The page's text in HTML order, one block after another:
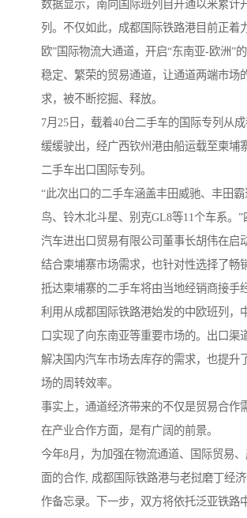
数据显示，南向国际班列自开通以来累计
列。不仅如此，成都国际铁路港目前正着
欧”国际物流大通道，开启“东南亚-欧洲”的
稳定、繁荣的贸易通道，让通道两端市场
求，被不断挖掘、释放。
7月25日，载着40台二手车的国际专列从
缓缓驶出，经广西钦州港由船运载至柬埔
二手车出口国际专列。
“此次出口的二手车涵盖丰田威驰、丰田
鸟、铃木北斗星、别克GL8等11个车系。
汽车进出口贸易有限公司董事长胡伟在启
结合柬埔寨市场需求，也针对性选择了畅
抵达柬埔寨的二手车将由当地经销商接手
利用从成都国际铁路港始发的中欧班列，
口实现了向东南亚等重要市场的。出口渠
解决国内汽车市场去库存的需求，也提升
场的周转效率。
事实上，通道经济带来的不仅是贸易合作
在产业合作方面，是有广阔的前景。
今年8月，为加强在物流通道、国际贸易
面的合作, 成都国际铁路港与老挝磨丁经
作备忘录。下一步，双方将依托泛亚铁路